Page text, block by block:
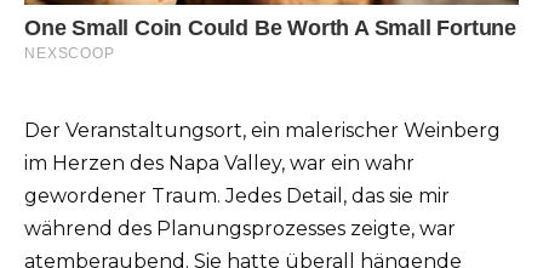
Der Veranstaltungsort, ein malerischer Weinberg
im Herzen des Napa Valley, war ein wahr
gewordener Traum. Jedes Detail, das sie mir
während des Planungsprozesses zeigte, war
atemberaubend. Sie hatte überall hängende